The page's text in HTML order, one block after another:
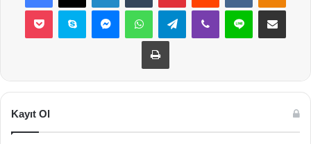
Pocket Skype MessengerWhatsAppTelegramViber Line E-Posta ile
Yazdır
Kayıt Ol